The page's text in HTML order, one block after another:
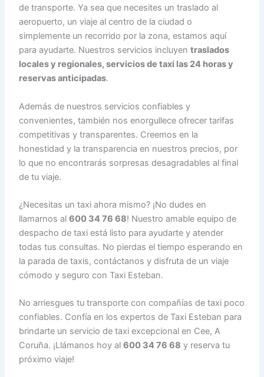
de transporte. Ya sea que necesites un traslado al
aeropuerto, un viaje al centro de la ciudad o
simplemente un recorrido por la zona, estamos aquí
para ayudarte. Nuestros servicios incluyentraslados
locales y regionales, servicios de taxi las 24 horas y
reservas anticipadas.
Además de nuestros servicios confiables y
convenientes, también nos enorgullece ofrecer tarifas
competitivas y transparentes. Creemos en la
honestidad y la transparencia en nuestros precios, por
lo que no encontrarás sorpresas desagradables al final
de tu viaje.
¿Necesitas un taxi ahora mismo? ¡No dudes en
llamarnos al600 34 76 68! Nuestro amable equipo de
despacho de taxi está listo para ayudarte y atender
todas tus consultas. No pierdas el tiempo esperando en
la parada de taxis, contáctanos y disfruta de un viaje
cómodo y seguro con Taxi Esteban.
No arriesgues tu transporte con compañías de taxi poco
confiables. Confía en los expertos de Taxi Esteban para
brindarte un servicio de taxi excepcional en Cee, A
Coruña. ¡Llámanos hoy al600 34 76 68 y reserva tu
próximo viaje!